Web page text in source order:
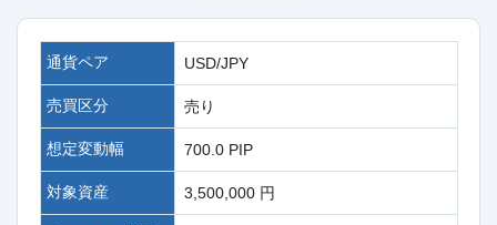
通貨ペア USD/JPY
売買区分 売り
想定変動幅 700.0 PIP
対象資産 3,500,000 円